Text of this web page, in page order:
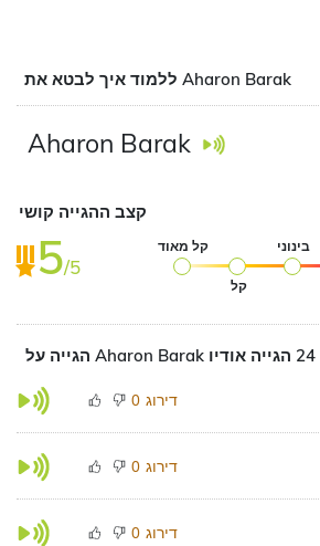
ללמוד איך לבטא את Aharon Barak
Aharon Barak
קצב ההגייה קושי
5/5
קל מאוד
קל
בינוני
0 דירוג
0 דירוג
0 דירוג